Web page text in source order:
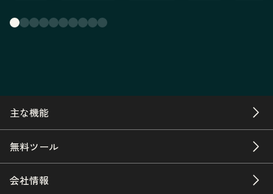
主な機能
無料ツール
会社情報